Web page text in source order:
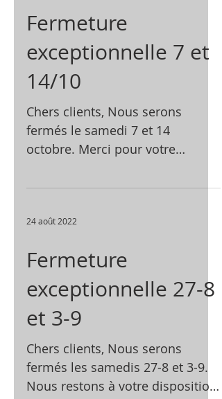
Fermeture
exceptionnelle 7 et
14/10
Chers clients, Nous serons
fermés le samedi 7 et 14
octobre. Merci pour votre
24 août 2022
Fermeture
exceptionnelle 27-8
et 3-9
Chers clients, Nous serons
fermés les samedis 27-8 et 3-9.
Nous restons à votre disposition